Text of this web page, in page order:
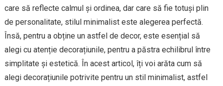
care să reflecte calmul și ordinea, dar care să fie totuși plin
de personalitate, stilul minimalist este alegerea perfectă.
Însă, pentru a obține un astfel de decor, este esențial să
alegi cu atenție decorațiunile, pentru a păstra echilibrul între
simplitate și estetică. În acest articol, îți voi arăta cum să
alegi decorațiunile potrivite pentru un stil minimalist, astfel